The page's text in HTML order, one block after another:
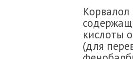
кислоты
(для